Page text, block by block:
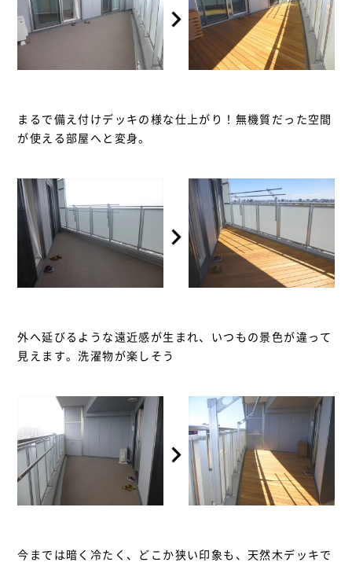
まるで備え付けデッキの様な仕上がり！無機質だった空間
が使える部屋へと変身。
外へ延びるような遠近感が生まれ、いつもの景色が違って
見えます。洗濯物が楽しそう
今までは暗く冷たく、どこか狭い印象も、天然木デッキで